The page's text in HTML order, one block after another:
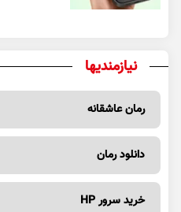
نیازمندیها
رمان عاشقانه
دانلود رمان
خرید سرور HP